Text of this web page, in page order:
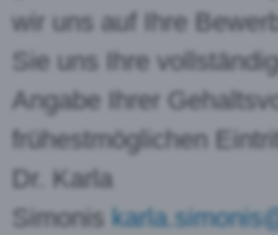
wir uns auf Ihre
Sie uns Ihre
Angabe Ihrer
frühestmöglichen
Dr. Karla
Simonis